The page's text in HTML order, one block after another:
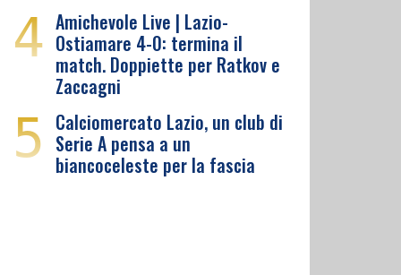
4 Amichevole Live | Lazio-
Ostiamare 4-0: termina il
match. Doppiette per Ratkov e
Zaccagni
5 Calciomercato Lazio, un club di
Serie A pensa a un
biancoceleste per la fascia